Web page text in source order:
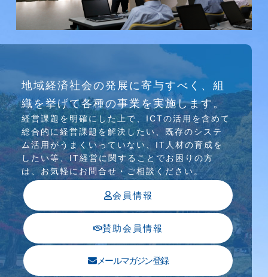
介護ソリューション研究会、WEB/SNS研究会を
行っています
地域経済社会の発展に寄与すべく、組
織を挙げて各種の事業を実施します。
経営課題を明確にした上で、ICTの活⽤を含めて
総合的に経営課題を解決したい、既存のシステ
ム活⽤がうまくいっていない、IT⼈材の育成を
したい等、IT経営に関することでお困りの⽅
は、お気軽にお問合せ・ご相談ください。
会員情報
賛助会員情報
メールマガジン登録